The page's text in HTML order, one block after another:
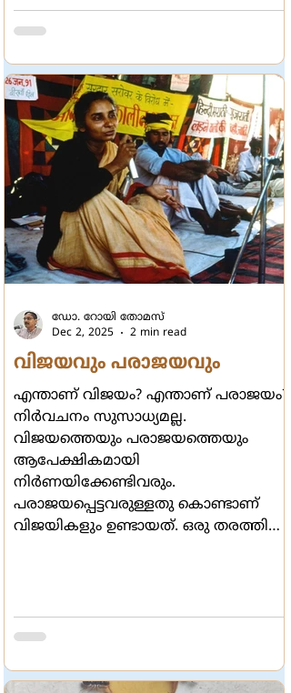
സസ്യജാലങ്ങളും ജീവജാലങ്ങളുമെല്ലാം
അദ്ദേഹത്തിന്‍റെ പഠനങ്ങളുടെ
അവകാശത്തിനുവേണ്ടി അദ്ദേഹം
വാദിക്കുന്നു.
വിജയവും പരാജയവും
എന്താണ് വിജയം? എന്താണ് പരാജയം?
നിര്‍വചനം സുസാധ്യമല്ല.
വിജയത്തെയും പരാജയത്തെയും
ആപേക്ഷികമായി
നിര്‍ണയിക്കേണ്ടിവരും.
പരാജയപ്പെട്ടവരുള്ളതു കൊണ്ടാണ്
വിജയികളും ഉണ്ടായത്. ഒരു തരത്തില്‍
ചിന്തിക്കുമ്പോള്‍ ആദ്യം മനസ്സില്‍
വരുന്നത് കുരുക്ഷേത്ര യുദ്ധത്തില്‍
ദയനീയവിജയം എന്നു
ഡോ. റോയി തോമസ്
Dec 2, 2025
2 min read